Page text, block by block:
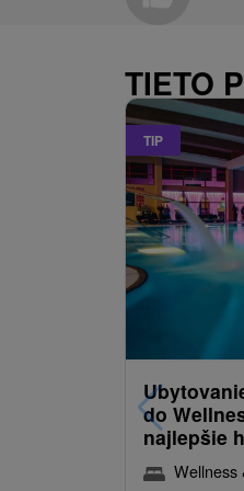
TIETO
TIP
do
najlepšie
Wellness